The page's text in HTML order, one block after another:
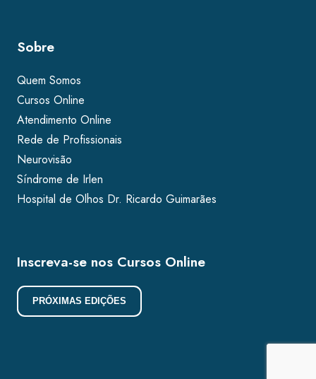
Sobre
Quem Somos
Cursos Online
Atendimento Online
Rede de Profissionais
Neurovisão
Síndrome de Irlen
Hospital de Olhos Dr. Ricardo Guimarães
Inscreva-se nos Cursos Online
PRÓXIMAS EDIÇÕES